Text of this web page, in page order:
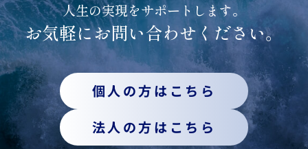
人生の実現をサポートします。
お気軽にお問い合わせください。
個人の方はこちら
法人の方はこちら